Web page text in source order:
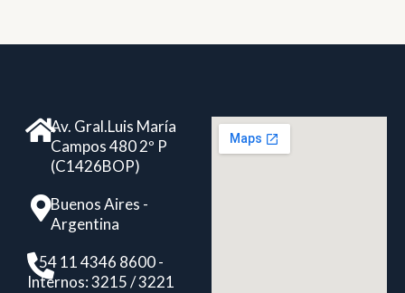
Av. Gral.Luis María
Campos 480 2º P
(C1426BOP)
Buenos Aires -
Argentina
+ 54 11 4346 8600 -
Internos: 3215 / 3221